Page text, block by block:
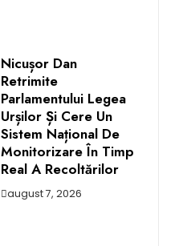
Nicușor Dan
Retrimite
Parlamentului Legea
Urșilor Și Cere Un
Sistem Național De
Monitorizare În Timp
Real A Recoltărilor
august 7, 2026